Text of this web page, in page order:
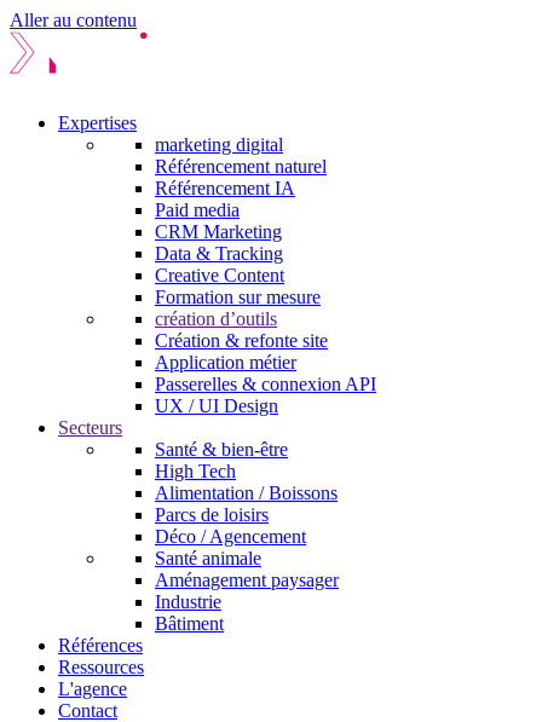
Aller au contenu
Expertises
marketing digital
Référencement naturel
Référencement IA
Paid media
CRM Marketing
Data & Tracking
Creative Content
Formation sur mesure
création d’outils
Création & refonte site
Application métier
Passerelles & connexion API
UX / UI Design
Secteurs
Santé & bien-être
High Tech
Alimentation / Boissons
Parcs de loisirs
Déco / Agencement
Santé animale
Aménagement paysager
Industrie
Bâtiment
Références
Ressources
L'agence
Contact